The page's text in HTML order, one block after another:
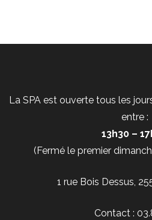
La SPA est ouverte tous les
entre :
13h30 –
(Fermé le premier
1 rue Bois Dessus,
Contact :